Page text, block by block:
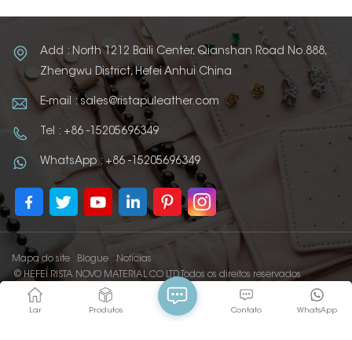
Add : North 1212 Baili Center, Qianshan Road No.888,
Zhengwu District, Hefei Anhui China
E-mail : sales@ristapuleather.com
Tel : +86 -15205696349
WhatsApp : +86 -15205696349
Mapa do site Blogue
Notícias
© HEFEI RISTA NOVO MATERIAL CO LTD Todos os direitos reservados
IPv6 REDE SUPORTADA
Lar Produtos WhatsApp
Contato